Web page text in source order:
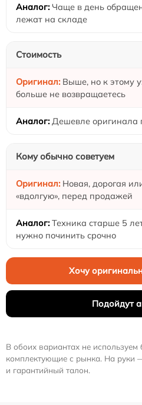
Чаще в день
лежат на складе
Стоимость
Выше, но к этому
больше не возвращаетесь
Дешевле оригинала
Кому обычно советуем
Новая, дорогая
«вдолгую», перед продажей
Техника старше 5
нужно починить срочно
Хочу
Подойдут
В обоих вариантах не
комплектующие с рынка. На руки
и гарантийный талон.